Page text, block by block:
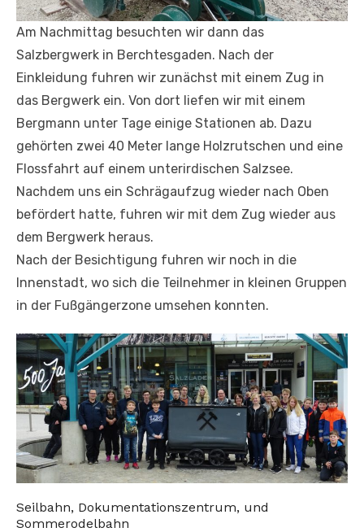
Am Nachmittag besuchten wir dann das
Salzbergwerk in Berchtesgaden. Nach der
Einkleidung fuhren wir zunächst mit einem Zug in
das Bergwerk ein. Von dort liefen wir mit einem
Bergmann unter Tage einige Stationen ab. Dazu
gehörten zwei 40 Meter lange Holzrutschen und eine
Flossfahrt auf einem unterirdischen Salzsee.
Nachdem uns ein Schrägaufzug wieder nach Oben
befördert hatte, fuhren wir mit dem Zug wieder aus
dem Bergwerk heraus.
Nach der Besichtigung fuhren wir noch in die
Innenstadt, wo sich die Teilnehmer in kleinen Gruppen
in der Fußgängerzone umsehen konnten.
Seilbahn, Dokumentationszentrum, und
Sommerodelbahn